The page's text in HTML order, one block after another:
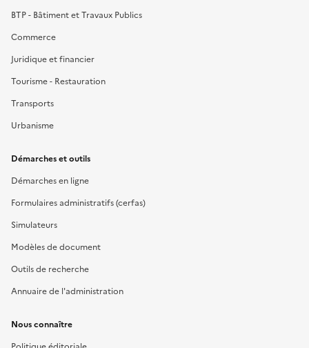
BTP - Bâtiment et Travaux Publics
Commerce
Juridique et financier
Tourisme - Restauration
Transports
Urbanisme
Démarches et outils
Démarches en ligne
Formulaires administratifs (cerfas)
Simulateurs
Modèles de document
Outils de recherche
Annuaire de l'administration
Nous connaître